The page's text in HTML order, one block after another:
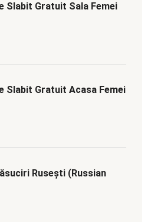
Slabit Gratuit Sala Femei
Slabit Gratuit Acasa Femei
Rusești (Russian